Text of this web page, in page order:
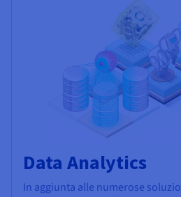
Data Analytics
In aggiunta alle numerose